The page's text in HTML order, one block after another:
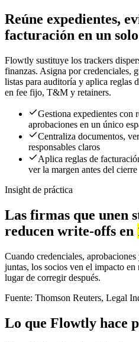
Reúne expedientes,
facturación en un
Flowtly sustituye los trackers
finanzas. Asigna por credenciales,
listas para auditoría y aplica reglas
en fee fijo, T&M y retainers.
Gestiona expedientes con
aprobaciones en un único
Centraliza documentos,
responsables claros
Aplica reglas de
ver la margen antes del cierre
Insight de práctica
Las firmas que unen
reducen write-offs en
Cuando credenciales,
juntas, los socios ven el impacto en
lugar de corregir después.
Fuente: Thomson Reuters, Legal
Lo que Flowtly hace